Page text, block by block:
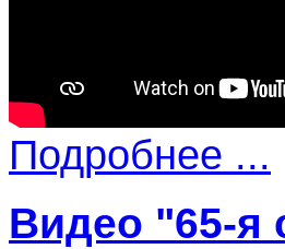
Подробнее ...
Видео "65-я